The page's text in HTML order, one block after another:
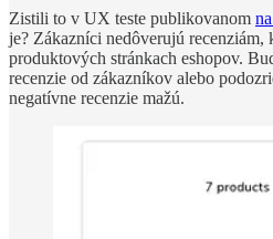
Zistili to v UX teste publikovanom
je? Zákazníci nedôverujú recenziám,
produktových stránkach eshopov.
recenzie od zákazníkov alebo
negatívne recenzie mažú.